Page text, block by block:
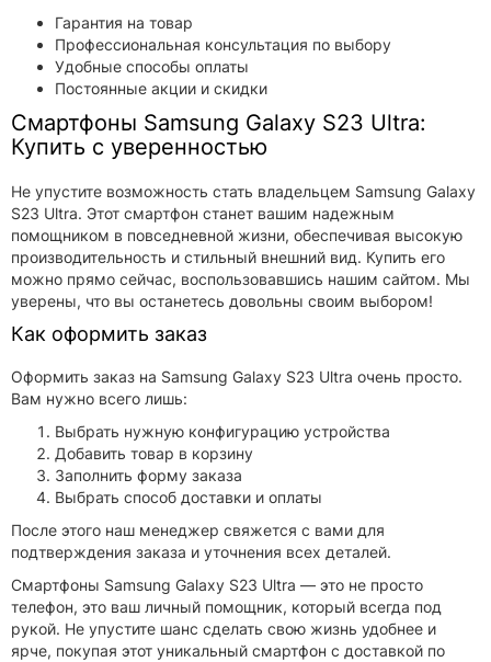
Гарантия на товар
Профессиональная консультация по выбору
Удобные способы оплаты
Постоянные акции и скидки
Смартфоны Samsung Galaxy S23 Ultra:
Купить с уверенностью
Не упустите возможность стать владельцем Samsung Galaxy
S23 Ultra. Этот смартфон станет вашим надежным
помощником в повседневной жизни, обеспечивая высокую
производительность и стильный внешний вид. Купить его
можно прямо сейчас, воспользовавшись нашим сайтом. Мы
уверены, что вы останетесь довольны своим выбором!
Как оформить заказ
Оформить заказ на Samsung Galaxy S23 Ultra очень просто.
Вам нужно всего лишь:
Выбрать нужную конфигурацию устройства
Добавить товар в корзину
Заполнить форму заказа
Выбрать способ доставки и оплаты
После этого наш менеджер свяжется с вами для
подтверждения заказа и уточнения всех деталей.
Смартфоны Samsung Galaxy S23 Ultra — это не просто
телефон, это ваш личный помощник, который всегда под
рукой. Не упустите шанс сделать свою жизнь удобнее и
ярче, покупая этот уникальный смартфон с доставкой по